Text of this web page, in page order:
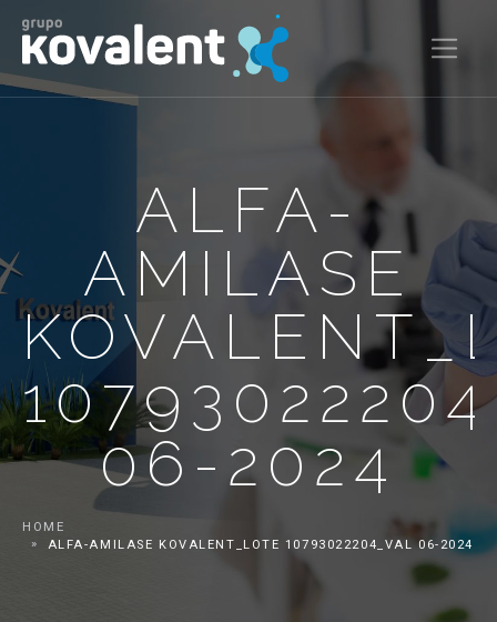
ALFA-
AMILASE
06-2024
HOME
ALFA-AMILASE KOVALENT_LOTE 10793022204_VAL 06-2024